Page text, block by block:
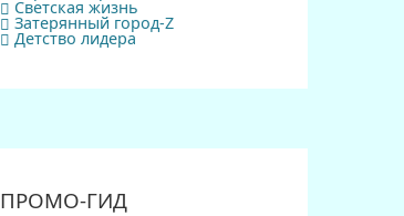
Светская жизнь
Затерянный город-Z
Детство лидера
ПРОМО-ГИД